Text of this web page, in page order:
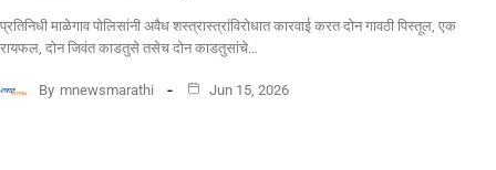
प्रतिनिधी माळेगाव पोलिसांनी अवैध शस्त्रास्त्रांविरोधात कारवाई करत दोन गावठी पिस्तूल, एक
रायफल, दोन जिवंत काडतुसे तसेच दोन काडतुसांचे…
By mnewsmarathi Jun 15, 2026